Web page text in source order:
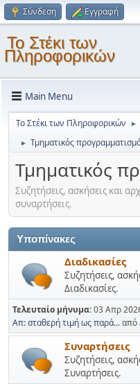
Σύνδεση Εγγραφή
Το Στέκι των
Πληροφορικών
Main Menu
Το Στέκι των Πληροφορικών ►
► Τμηματικός
Τμηματικός
Συζητήσεις, ασκήσεις και
συναρτήσεις.
Υποπίνακες
Διαδικασίες
Συζητήσεις,
Διαδικασίες.
Τελευταίο μήνυμα:03 Απρ
Απ: σταθερή τιμή ως παρά...από
Συναρτήσεις
Συζητήσεις,
Συναρτήσεις.